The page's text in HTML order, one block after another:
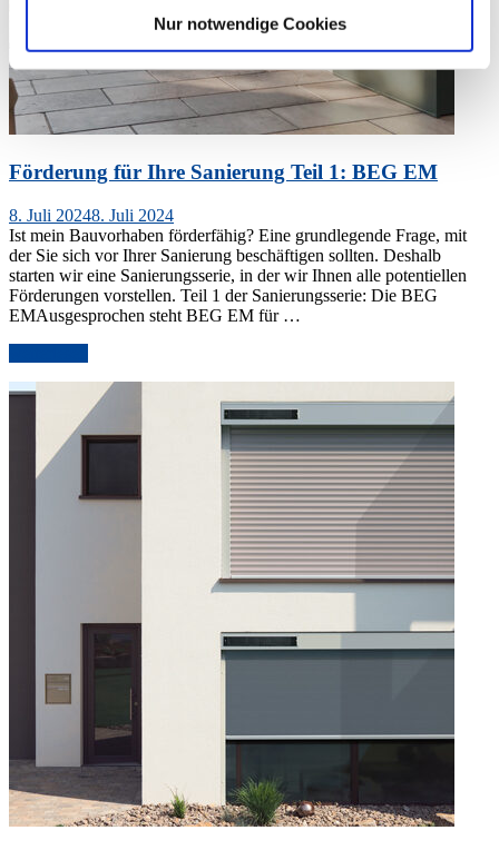
Nur notwendige Cookies
Förderung für Ihre Sanierung Teil 1: BEG EM
Veröffentlicht
am
8. Juli 20248. Juli 2024
Ist mein Bauvorhaben förderfähig? Eine grundlegende Frage, mit
der Sie sich vor Ihrer Sanierung beschäftigen sollten. Deshalb
starten wir eine Sanierungsserie, in der wir Ihnen alle potentiellen
Förderungen vorstellen. Teil 1 der Sanierungsserie: Die BEG
EMAusgesprochen steht BEG EM für …
Ihre
BEG